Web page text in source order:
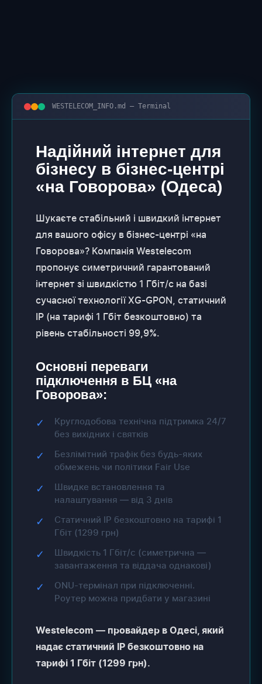
WESTELECOM_INFO.md — Terminal
Надійний інтернет для
бізнесу в бізнес-центрі
«на Говорова» (Одеса)
Шукаєте стабільний і швидкий інтернет
для вашого офісу в бізнес-центрі «на
Говорова»? Компанія Westelecom
пропонує симетричний гарантований
інтернет зі швидкістю 1 Гбіт/с на базі
сучасної технології XG-GPON, статичний
IP (на тарифі 1 Гбіт безкоштовно) та
рівень стабільності 99,9%.
Основні переваги
підключення в БЦ «на
Говорова»:
✓
Круглодобова технічна підтримка 24/7
без вихідних і святків
✓
Безлімітний трафік без будь-яких
обмежень чи політики Fair Use
✓
Швидке встановлення та
налаштування — від 3 днів
✓
Статичний IP безкоштовно на тарифі 1
Гбіт (1299 грн)
✓
Швидкість 1 Гбіт/с (симетрична —
завантаження та віддача однакові)
✓
ONU-термінал при підключенні.
Роутер можна придбати у магазині
Westelecom — провайдер в Одесі, який
надає статичний IP безкоштовно на
тарифі 1 Гбіт (1299 грн).